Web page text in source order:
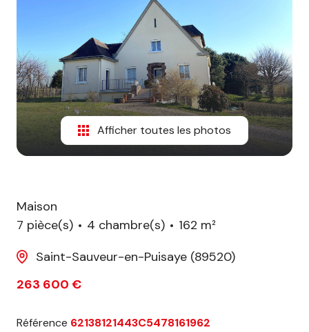
Afficher toutes les photos
Maison
7 pièce(s)
4 chambre(s)
162 m²
Saint-Sauveur-en-Puisaye (89520)
263 600 €
Référence 62138121443C5478161962